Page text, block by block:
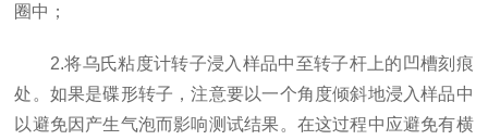
圈中；
2.将乌氏粘度计转子浸入样品中至转子杆上的凹槽刻痕
处。如果是碟形转子，注意要以一个角度倾斜地浸入样品中
以避免因产生气泡而影响测试结果。在这过程中应避免有横